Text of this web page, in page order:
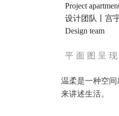
Project
设计团队丨宫
Design team
平 面 图 呈 现
温柔是一种空
来讲述生活。